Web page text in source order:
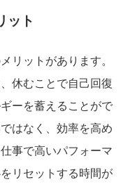
ット
リットがあります。
休むことで自己回復
ーを蓄えることがで
はなく、効率を高め
事で高いパフォーマ
リセットする時間が